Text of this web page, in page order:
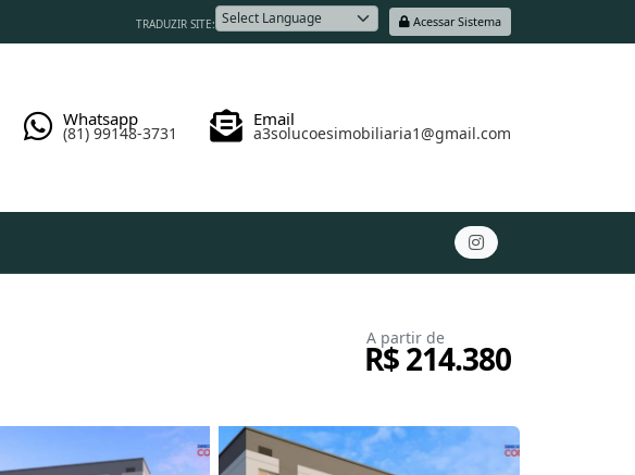
Acessar Sistema
TRADUZIR SITE:
Email
a3solucoesimobiliaria1@gmail.com
Whatsapp
(81) 99148-3731
A partir de
R$ 214.380